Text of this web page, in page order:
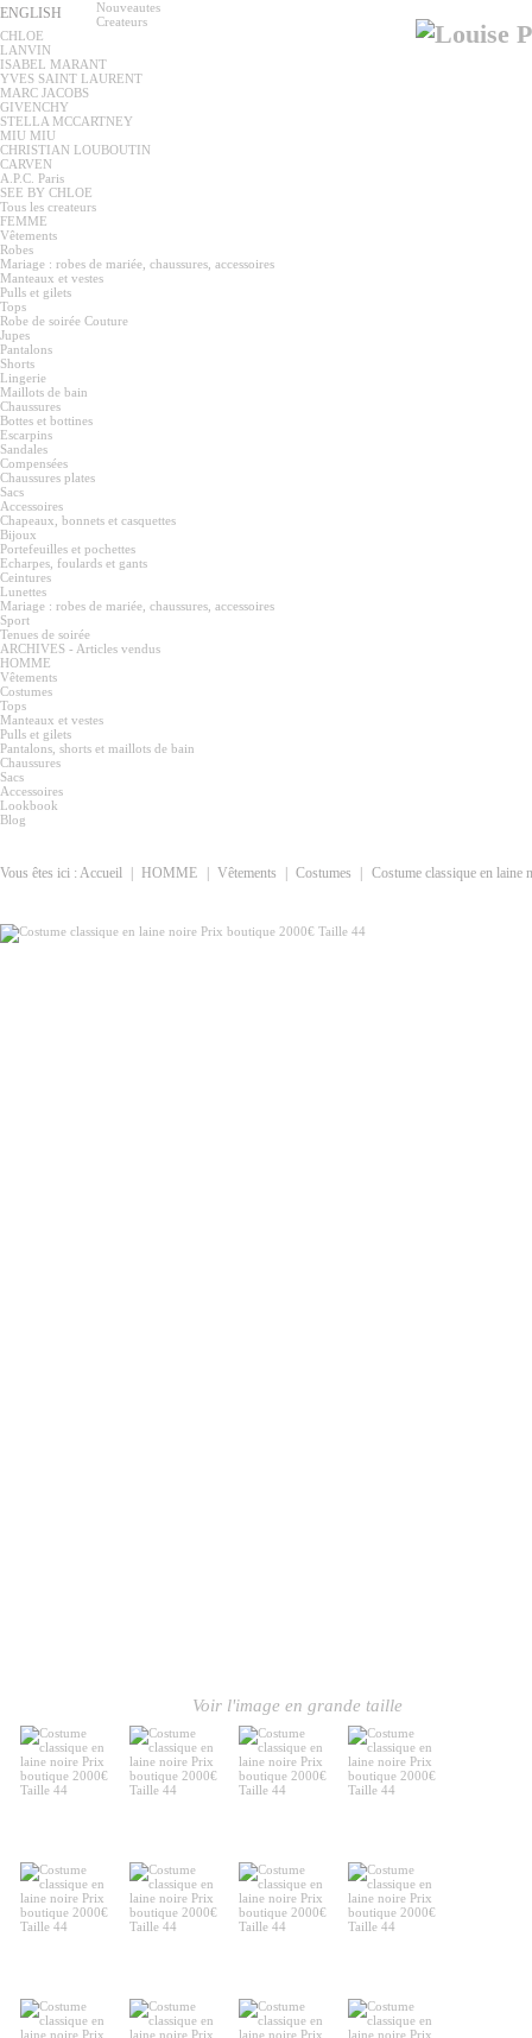
ENGLISH
Nouveautes
Createurs
CHLOE
LANVIN
ISABEL MARANT
YVES SAINT LAURENT
MARC JACOBS
GIVENCHY
STELLA MCCARTNEY
MIU MIU
CHRISTIAN LOUBOUTIN
CARVEN
A.P.C. Paris
SEE BY CHLOE
Tous les createurs
FEMME
Vêtements
Robes
Mariage : robes de mariée, chaussures, accessoires
Manteaux et vestes
Pulls et gilets
Tops
Robe de soirée Couture
Jupes
Pantalons
Shorts
Lingerie
Maillots de bain
Chaussures
Bottes et bottines
Escarpins
Sandales
Compensées
Chaussures plates
Sacs
Accessoires
Chapeaux, bonnets et casquettes
Bijoux
Portefeuilles et pochettes
Echarpes, foulards et gants
Ceintures
Lunettes
Mariage : robes de mariée, chaussures, accessoires
Sport
Tenues de soirée
ARCHIVES - Articles vendus
HOMME
Vêtements
Costumes
Tops
Manteaux et vestes
Pulls et gilets
Pantalons, shorts et maillots de bain
Chaussures
Sacs
Accessoires
Lookbook
Blog
Vous êtes ici : Accueil HOMME Vêtements Costumes Costume classique en laine
Voir l'image en grande taille